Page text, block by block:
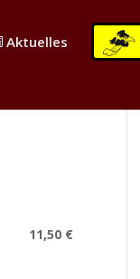
Aktuelles
11,50 €